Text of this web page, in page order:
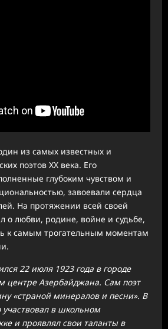
из самых известных и
поэтов XX века. Его
глубоким чувством и
завоевали сердца
На протяжении всей своей
о любви, родине, войне и судьбе,
к самым трогательным моментам
22 июля 1923 года в городе
центре Азербайджана. Сам поэт
«страной минералов и песни». В
участвовал в школьном
и проявлял свои таланты в